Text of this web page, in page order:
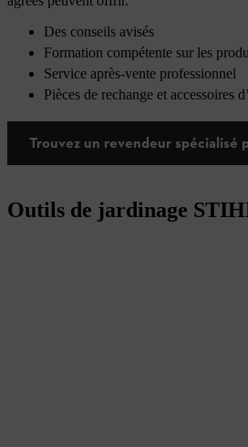
Des conseils avisés
Formation compétente sur les
Service après-vente professionnel
Pièces de rechange et accessoires
Trouvez un revendeur spécialisé
Outils de jardinage